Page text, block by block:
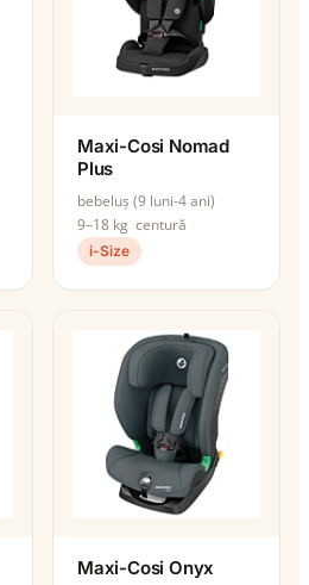
Maxi-Cosi Nomad
Plus
bebeluș (9 luni-4 ani)
9–18 kg centură
i-Size
Maxi-Cosi Onyx